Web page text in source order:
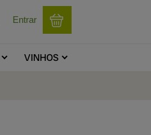
Entrar
VINHOS